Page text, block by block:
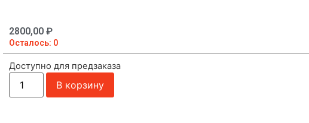
2800,00 ₽
Осталось: 0
Доступно для предзаказа
В корзину